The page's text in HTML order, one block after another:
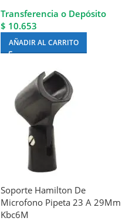
Transferencia o Depósito
$ 10.653
AÑADIR AL CARRITO
Soporte Hamilton De
Microfono Pipeta 23 A 29Mm
Kbc6M